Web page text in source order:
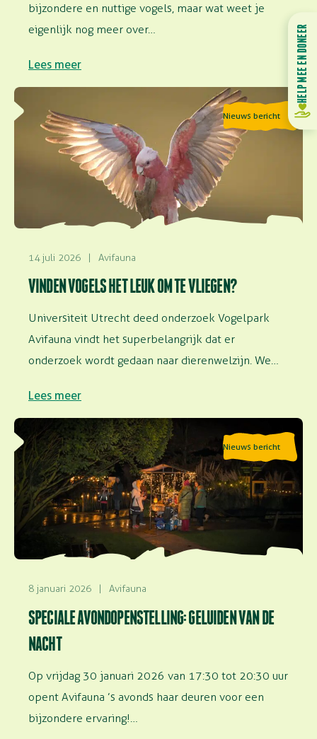
bijzondere en nuttige vogels, maar wat weet je
eigenlijk nog meer over…
Lees meer
Nieuws bericht
14 juli 2026 | Avifauna
VINDEN VOGELS HET LEUK OM TE VLIEGEN?
Universiteit Utrecht deed onderzoek Vogelpark
Avifauna vindt het superbelangrijk dat er
onderzoek wordt gedaan naar dierenwelzijn. We
Lees meer
Lees meer over Vinden vogels het leuk om te vliegen?
Nieuws bericht
8 januari 2026 | Avifauna
SPECIALE AVONDOPENSTELLING: GELUIDEN VAN DE
NACHT
Op vrijdag 30 januari 2026 van 17:30 tot 20:30 uur
opent Avifauna ’s avonds haar deuren voor een
bijzondere ervaring!…
Lees meer over Speciale avondopenstelling: Geluiden
van de nacht
HELP MEE EN DONEER